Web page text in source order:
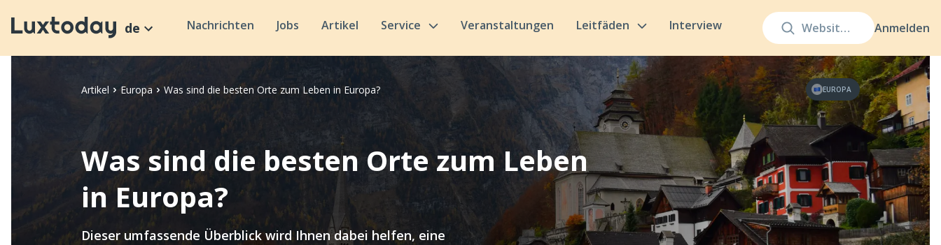
Anmelden
de Nachrichten Jobs Artikel Service Veranstaltungen Leitfäden Interview
Artikel Europa Was sind die besten Orte zum Leben in Europa? EUROPA
Was sind die besten Orte zum Leben
in Europa?
Dieser umfassende Überblick wird Ihnen dabei helfen, eine